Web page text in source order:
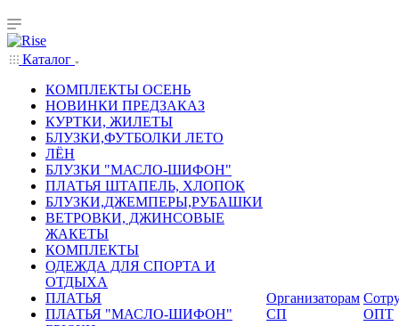
Каталог
КОМПЛЕКТЫ ОСЕНЬ
НОВИНКИ ПРЕДЗАКАЗ
КУРТКИ, ЖИЛЕТЫ
БЛУЗКИ,ФУТБОЛКИ ЛЕТО
ЛЁН
БЛУЗКИ "МАСЛО-ШИФОН"
ПЛАТЬЯ ШТАПЕЛЬ, ХЛОПОК
БЛУЗКИ,ДЖЕМПЕРЫ,РУБАШКИ
ВЕТРОВКИ, ДЖИНСОВЫЕ
ЖАКЕТЫ
КОМПЛЕКТЫ
ОДЕЖДА ДЛЯ СПОРТА И
ОТДЫХА
ПЛАТЬЯ
ПЛАТЬЯ "МАСЛО-ШИФОН"
Организаторам
СП
ОПТ